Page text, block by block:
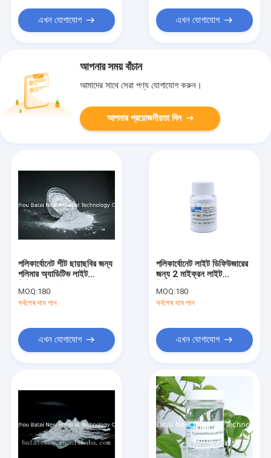
এখন যোগাযোগ এখন যোগাযোগ
আপনার সময় বাঁচান
আমাদের সাথে সেরা পণ্য যোগাযোগ করুন।
আপনার প্রয়োজনীয়তা দিন
পলিকার্বোনেট শীট ছায়াছবির জন্য
পলিমার অ্যাডিটিভ লাইট
MOQ:180
সর্বশেষ দাম পান
এখন যোগাযোগ
পলিকার্বোনেট লাইট ডিফিউজারের
জন্য 2 মাইক্রন লাইট
MOQ:180
সর্বশেষ দাম পান
এখন যোগাযোগ